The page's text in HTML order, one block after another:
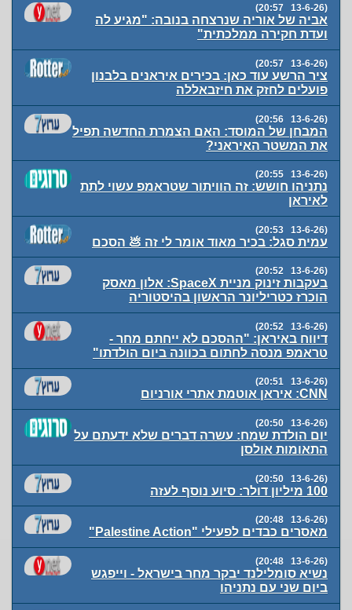
(13-6-26 20:57)
אביה של אוריה שנרצחה בנובה: "מגיע לה
ועדת חקירה ממלכתית"
(13-6-26 20:57)
ציר הרשע עוד כאן: בכירים איראנים בלבנון
פועלים לחזק את חיזבאללה
(13-6-26 20:56)
המבחן של המוסד: האם הצמרת החדשה תפיל
את המשטר האיראני?
(13-6-26 20:55)
נתניהו חושש: זה הוויתור שטראמפ עשוי לתת
לאיראן
(13-6-26 20:53)
עמית סגל: בכיר מאוד אומר לי זה 💩 הסכם
(13-6-26 20:52)
בעקבות זינוק מניית SpaceX: אלון מאסק
הוכרז כטריליונר הראשון בהיסטוריה
(13-6-26 20:52)
דיווח באיראן: "ההסכם לא ייחתם מחר -
טראמפ מנסה לחתום בכוונה ביום הולדתו"
(13-6-26 20:51)
CNN: איראן אוטמת אתרי אורניום
(13-6-26 20:50)
יום הולדת שמח: עשרה דברים שלא ידעתם על
התאומות אולסן
(13-6-26 20:50)
100 מיליון דולר: סיוע נוסף לעזה
(13-6-26 20:48)
מאסרים כבדים לפעילי "Palestine Action"
(13-6-26 20:48)
נשיא סומלילנד יבקר מחר בישראל - וייפגש
ביום שני עם נתניהו